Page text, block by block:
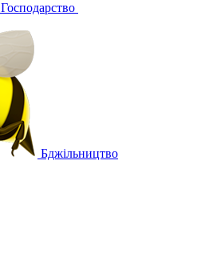
Господарство
Бджільництво